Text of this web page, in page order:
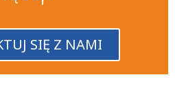
SIĘ Z NAMI